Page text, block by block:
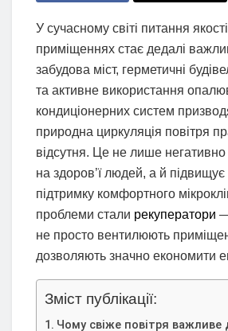
У сучасному світі питання
приміщеннях стає дедалі
забудова міст, герметичні
та активне використання
кондиціонерних систем
природна циркуляція повітря
відсутня. Це не лише негативно
на здоров’ї людей, а й
підтримку комфортного
проблеми стали рекуператори —
не просто вентилюють
дозволяють значно економити
Зміст публікації:
Чому свіже повітря важливе